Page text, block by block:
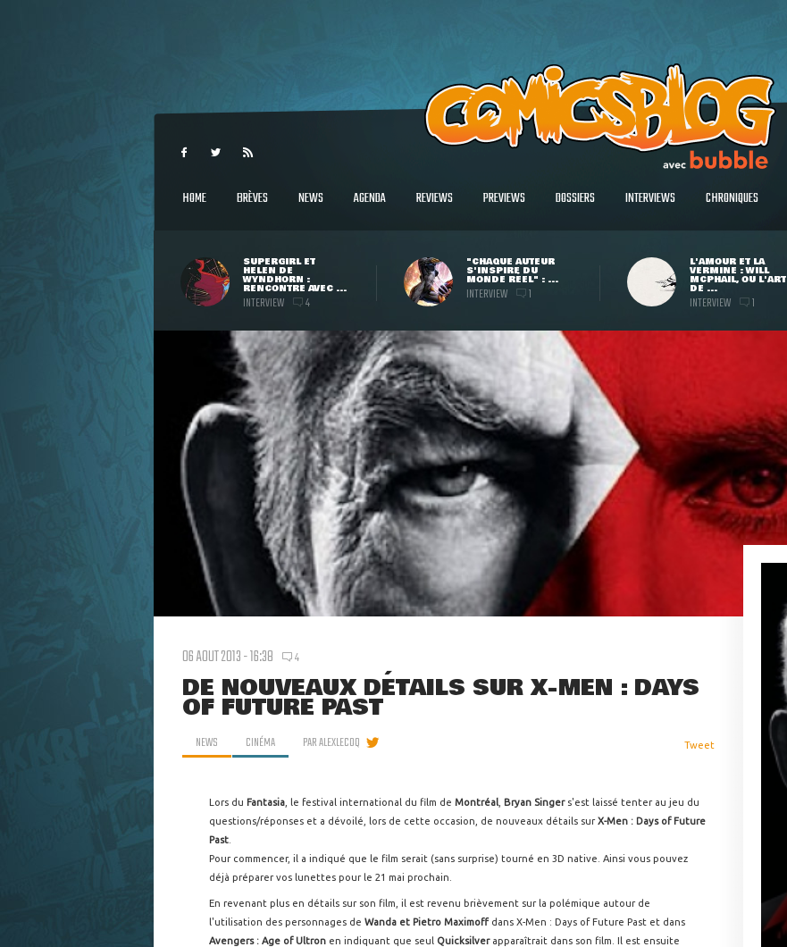
HOME BRÈVES NEWS AGENDA REVIEWS PREVIEWS DOSSIERS INTERVIEWS CHRONIQUES
SUPERGIRL ET
HELEN DE
WYNDHORN :
RENCONTRE AVEC ...
INTERVIEW 4
"CHAQUE AUTEUR
S'INSPIRE DU
MONDE RÉEL" : ...
INTERVIEW 1
L'AMOUR ET LA
VERMINE : WILL
MCPHAIL, OU L'ART
DE ...
INTERVIEW 1
06 AOUT 2013 - 16:38 4
DE NOUVEAUX DÉTAILS SUR X-MEN : DAYS
OF FUTURE PAST
NEWS CINÉMA PARALEXLECOQ Tweet
Lors du Fantasia , le festival international du film de Montréal Bryan Singers'est laissé tenter au jeu du
questions/réponses et a dévoilé, lors de cette occasion, de nouveaux détails surX-Men : Days of Future
Past
Pour commencer, il a indiqué que le film serait (sans surprise) tourné en 3D native. Ainsi vous pouvez
déjà préparer vos lunettes pour le 21 mai prochain.
En revenant plus en détails sur son film, il est revenu brièvement sur la polémique autour de
l'utilisation des personnages de Wanda et Pietro Maximoffdans X-Men : Days of Future Past et dans
Avengers : Age of Ultron en indiquant que seul Quicksilverapparaîtrait dans son film. Il est ensuite